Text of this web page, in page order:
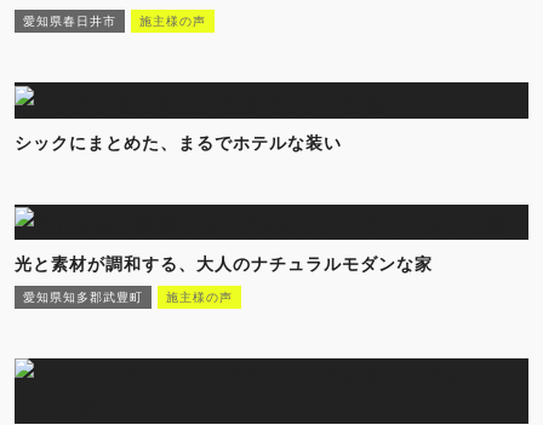
愛知県春日井市 施主様の声
シックにまとめた、まるでホテルな装い
光と素材が調和する、大人のナチュラルモダンな家
愛知県知多郡武豊町 施主様の声